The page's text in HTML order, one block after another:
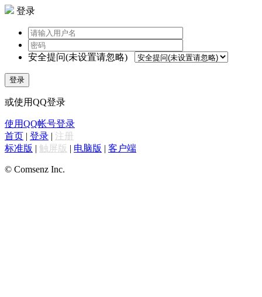
登录
安全提问(未设置请忽略)
登录
或使用QQ登录
使用QQ帐号登录
首页 | 登录 | 注册
标准版 | 触屏版 | 电脑版 | 客户端
© Comsenz Inc.